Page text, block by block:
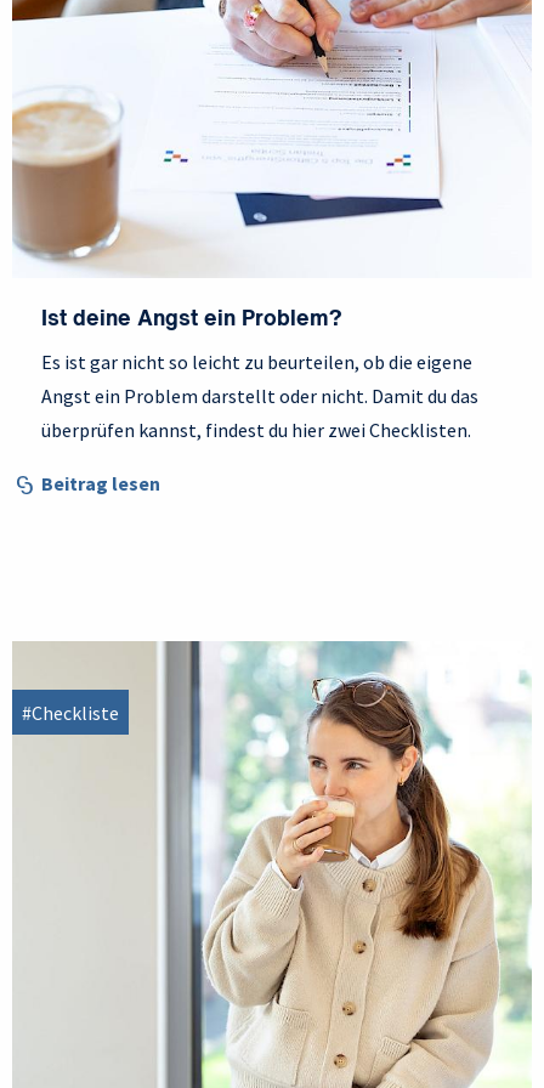
Ist deine Angst ein Problem?
Es ist gar nicht so leicht zu beurteilen, ob die eigene
Angst ein Problem darstellt oder nicht. Damit du das
überprüfen kannst, findest du hier zwei Checklisten.
Beitrag lesen
#Checkliste